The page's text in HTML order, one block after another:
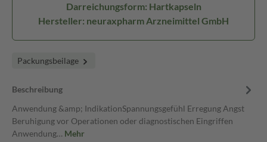
Darreichungsform: Hartkapseln
Hersteller: neuraxpharm Arzneimittel GmbH
Packungsbeilage
Beschreibung
Anwendung &amp; IndikationSpannungsgefühl Erregung Angst
Beruhigung vor Operationen oder diagnostischen Eingriffen
Anwendung… Mehr